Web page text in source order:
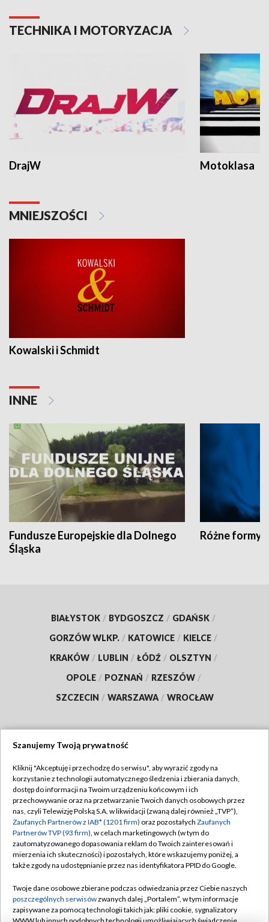
TECHNIKA I MOTORYZACJA
DrajW Motoklasa
MNIEJSZOŚCI
Kowalski i Schmidt
INNE
Fundusze Europejskie dla Dolnego
Śląska
Różne formy
BIAŁYSTOK / BYDGOSZCZ / GDAŃSK /
GORZÓW WLKP. / KATOWICE / KIELCE /
KRAKÓW / LUBLIN / ŁÓDŹ / OLSZTYN /
OPOLE / POZNAŃ / RZESZÓW /
SZCZECIN / WARSZAWA / WROCŁAW
TVP
Abonament TVP
Emisja w TVP
Centrum informacji TVP
Naziemna Telewizja Cyfrowa
Rada Programowa
System NOS
Regulamin TVP
Polityka prywatności
Moje zgody
Pomoc
Kontakt
Szanujemy Twoją prywatność
Kliknij "Akceptuję i przechodzę do serwisu", aby wyrazić zgody na
korzystanie z technologii automatycznego śledzenia i zbierania danych,
dostęp do informacji na Twoim urządzeniu końcowym i ich
przechowywanie oraz na przetwarzanie Twoich danych osobowych przez
nas, czyli Telewizję Polską S.A. w likwidacji (zwaną dalej również „TVP”),
Zaufanych Partnerów z IAB* (1201 firm) oraz pozostałych Zaufanych
Partnerów TVP (93 firm), w celach marketingowych (w tym do
zautomatyzowanego dopasowania reklam do Twoich zainteresowań i
mierzenia ich skuteczności) i pozostałych, które wskazujemy poniżej, a
także zgody na udostępnianie przez nas identyfikatora PPID do Google.
Twoje dane osobowe zbierane podczas odwiedzania przez Ciebie naszych
poszczególnych serwisówzwanych dalej „Portalem”, w tym informacje
zapisywane za pomocą technologii takich jak: pliki cookie, sygnalizatory